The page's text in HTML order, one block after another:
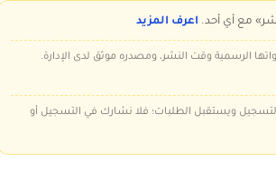
مع أي أحد. اعرف المزيد
الرسمية وقت النشر، ومصدره موثق لدى الإدارة.
التسجيل ويستقبل الطلبات؛ فلا نشارك في التسجيل أو